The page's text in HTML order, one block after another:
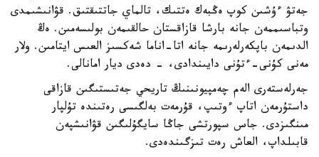
جەتۋ ءۇشىن كوپ ەڭبەك ەتتىك، تالماي جاتتىقتىق. قۋانىشىمدى
وتباسىممەن جانە بارشا قازاقستان حالقىمەن بولىسەمىن. ەڭ
الدىمەن باپكەرلەرىمە جانە اتا-اناما شەكسىز العىس ايتامىن. ولار
مەنى كۇنى-ءتۇنى دايىندادى، - دەدى ديار امانالى.
جەرلەستەرى الەم چەمپيونىنىڭ تاريحي جەتىستىگىن قازاقى
داستۇرمەن اتاپ ءوتىپ، قۇرمەت بەلگىسى رەتىندە تۇلپار
مىنگىزدى. جاس سپورتشى جاڭا سايگۇلىگىن قۋانىشپەن
قابىلداپ، العاش رەت تىزگىندەدى.